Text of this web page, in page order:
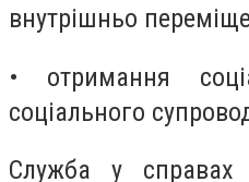
внутрішньо
• отримання
соціального
Служба у справах